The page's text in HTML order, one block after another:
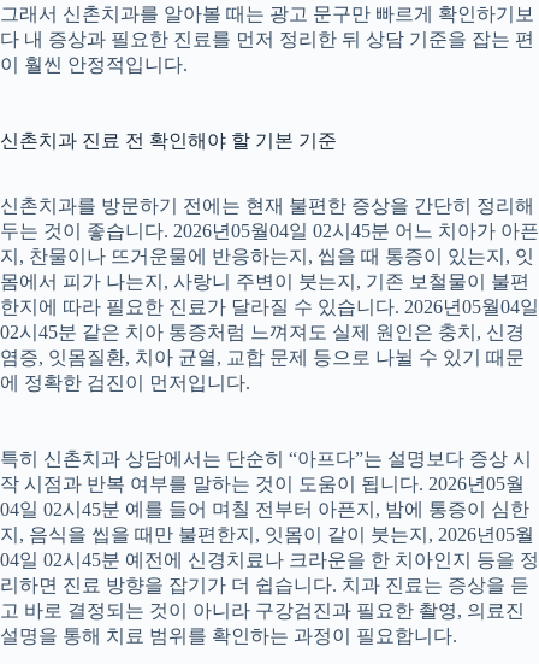
그래서 신촌치과를 알아볼 때는 광고 문구만 빠르게 확인하기보
다 내 증상과 필요한 진료를 먼저 정리한 뒤 상담 기준을 잡는 편
이 훨씬 안정적입니다.
신촌치과 진료 전 확인해야 할 기본 기준
신촌치과를 방문하기 전에는 현재 불편한 증상을 간단히 정리해
두는 것이 좋습니다. 2026년05월04일 02시45분 어느 치아가 아픈
지, 찬물이나 뜨거운물에 반응하는지, 씹을 때 통증이 있는지, 잇
몸에서 피가 나는지, 사랑니 주변이 붓는지, 기존 보철물이 불편
한지에 따라 필요한 진료가 달라질 수 있습니다. 2026년05월04일
02시45분 같은 치아 통증처럼 느껴져도 실제 원인은 충치, 신경
염증, 잇몸질환, 치아 균열, 교합 문제 등으로 나뉠 수 있기 때문
에 정확한 검진이 먼저입니다.
특히 신촌치과 상담에서는 단순히 “아프다”는 설명보다 증상 시
작 시점과 반복 여부를 말하는 것이 도움이 됩니다. 2026년05월
04일 02시45분 예를 들어 며칠 전부터 아픈지, 밤에 통증이 심한
지, 음식을 씹을 때만 불편한지, 잇몸이 같이 붓는지, 2026년05월
04일 02시45분 예전에 신경치료나 크라운을 한 치아인지 등을 정
리하면 진료 방향을 잡기가 더 쉽습니다. 치과 진료는 증상을 듣
고 바로 결정되는 것이 아니라 구강검진과 필요한 촬영, 의료진
설명을 통해 치료 범위를 확인하는 과정이 필요합니다.